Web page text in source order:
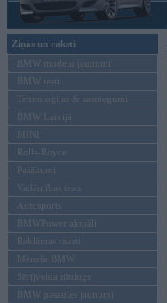
Ziņas un raksti
BMW modeļu jaunumi
BMW testi
Tehnoloģijas & sasniegumi
BMW Latvijā
MINI
Rolls-Royce
Pasākumi
Vadāmības tests
Autosports
BMWPower aktuāli
Reklāmas raksti
Mēneša BMW
Sērijveida tūnings
BMW pasaules jaunumi